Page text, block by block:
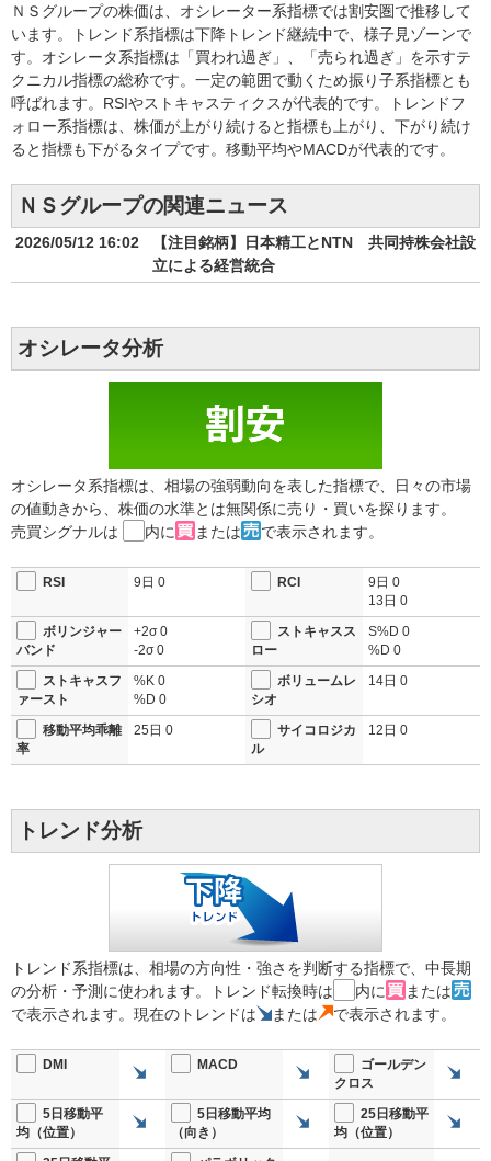
ＮＳグループの株価は、オシレーター系指標では割安圏で推移して
います。トレンド系指標は下降トレンド継続中で、様子見ゾーンで
す。オシレータ系指標は「買われ過ぎ」、「売られ過ぎ」を示すテ
クニカル指標の総称です。一定の範囲で動くため振り子系指標とも
呼ばれます。RSIやストキャスティクスが代表的です。トレンドフ
ォロー系指標は、株価が上がり続けると指標も上がり、下がり続け
ると指標も下がるタイプです。移動平均やMACDが代表的です。
ＮＳグループの関連ニュース
2026/05/12 16:02
【注目銘柄】日本精工とNTN 共同持株会社設
立による経営統合
オシレータ分析
オシレータ系指標は、相場の強弱動向を表した指標で、日々の市場
の値動きから、株価の水準とは無関係に売り・買いを探ります。
売買シグナルは
内に または で表示されます。
RSI 9日 0 RCI 9日 0
13日 0
ボリンジャー
バンド
+2σ0
-2σ0
ストキャスス
ロー
S%D 0
%D 0
ストキャスフ
ァースト
%K 0
%D 0
ボリュームレ
シオ
14日 0
移動平均乖離
率
25日 0
サイコロジカ
ル
12日 0
トレンド分析
トレンド系指標は、相場の方向性・強さを判断する指標で、中長期
の分析・予測に使われます。トレンド転換時は
内に
または
で表示されます。現在のトレンドは
または で表示されます。
DMI MACD
ゴールデン
クロス
5日移動平
均（位置）
5日移動平均
（向き）
25日移動平
均（位置）